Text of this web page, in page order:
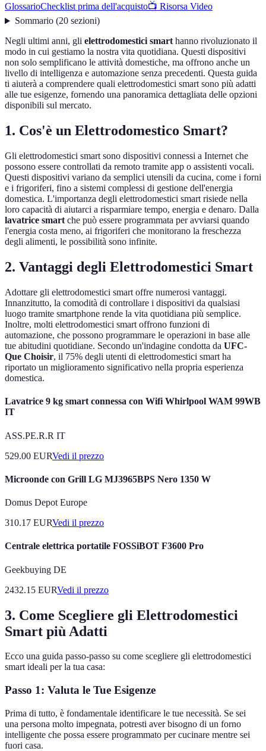
GlossarioChecklist prima dell'acquisto📺 Risorsa Video
Sommario(20 sezioni)
Negli ultimi anni, gli elettrodomestici smarthanno rivoluzionato il
modo in cui gestiamo la nostra vita quotidiana. Questi dispositivi
non solo semplificano le attività domestiche, ma offrono anche un
livello di intelligenza e automazione senza precedenti. Questa guida
ti aiuterà a comprendere quali elettrodomestici smart sono più adatti
alle tue esigenze, fornendo una panoramica dettagliata delle opzioni
disponibili sul mercato.
1. Cos'è un Elettrodomestico Smart?
Gli elettrodomestici smart sono dispositivi connessi a Internet che
possono essere controllati da remoto tramite app o assistenti vocali.
Questi dispositivi variano da semplici utensili da cucina, come i forni
e i frigoriferi, fino a sistemi complessi di gestione dell'energia
domestica. L'importanza degli elettrodomestici smart risiede nella
loro capacità di aiutarci a risparmiare tempo, energia e denaro. Dalla
lavatrice smart che può essere programmata per avviarsi quando
l'energia costa meno, ai frigoriferi che monitorano la freschezza
degli alimenti, le possibilità sono infinite.
2. Vantaggi degli Elettrodomestici Smart
Adottare gli elettrodomestici smart offre numerosi vantaggi.
Innanzitutto, la comodità di controllare i dispositivi da qualsiasi
luogo tramite smartphone rende la vita quotidiana più semplice.
Inoltre, molti elettrodomestici smart offrono funzioni di
automazione, che possono programmare le operazioni in base alle
tue abitudini quotidiane. Secondo un'indagine condotta da UFC-
Que Choisir, il 75% degli utenti di elettrodomestici smart ha
riportato un miglioramento significativo nella propria esperienza
domestica.
Lavatrice 9 kg smart connessa con Wifi Whirlpool WAM 99WB
IT
ASS.PE.R.R IT
529.00 EURVedi il prezzo
Microonde con Grill LG MJ3965BPS Nero 1350 W
Domus Depot Europe
310.17 EURVedi il prezzo
Centrale elettrica portatile FOSSiBOT F3600 Pro
Geekbuying DE
2432.15 EURVedi il prezzo
3. Come Scegliere gli Elettrodomestici
Smart più Adatti
Ecco una guida passo-passo su come scegliere gli elettrodomestici
smart ideali per la tua casa:
Passo 1: Valuta le Tue Esigenze
Prima di tutto, è fondamentale identificare le tue necessità. Se sei
una persona molto impegnata, potresti aver bisogno di un forno
intelligente che possa essere programmato per cucinare mentre sei
fuori casa.